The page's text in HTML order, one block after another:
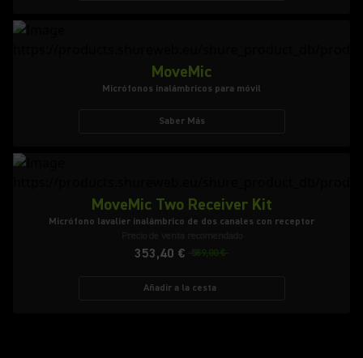
MoveMic
Micrófonos inalámbricos para móvil
Saber Más
MoveMic Two Receiver Kit
Micrófono lavalier inalámbrico de dos canales con receptor
353,40 € 589,00 €
Añadir a la cesta